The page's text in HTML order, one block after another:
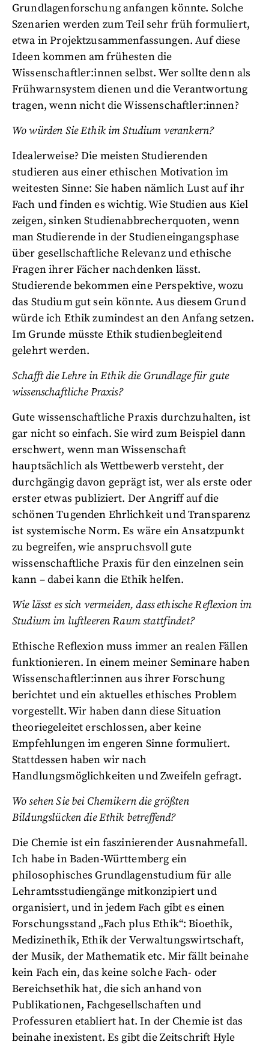
Grundlagenforschung anfangen könnte. Solche
Szenarien werden zum Teil sehr früh formuliert,
etwa in Projektzusammenfassungen. Auf diese
Ideen kommen am frühesten die
Wissenschaftler:innen selbst. Wer sollte denn als
Frühwarnsystem dienen und die Verantwortung
tragen, wenn nicht die Wissenschaftler:innen?
Wo würden Sie Ethik im Studium verankern?
Idealerweise? Die meisten Studierenden
studieren aus einer ethischen Motivation im
weitesten Sinne: Sie haben nämlich Lust auf ihr
Fach und finden es wichtig. Wie Studien aus Kiel
zeigen, sinken Studienabbrecherquoten, wenn
man Studierende in der Studieneingangsphase
über gesellschaftliche Relevanz und ethische
Fragen ihrer Fächer nachdenken lässt.
Studierende bekommen eine Perspektive, wozu
das Studium gut sein könnte. Aus diesem Grund
würde ich Ethik zumindest an den Anfang setzen.
Im Grunde müsste Ethik studienbegleitend
gelehrt werden.
Schafft die Lehre in Ethik die Grundlage für gute
wissenschaftliche Praxis?
Gute wissenschaftliche Praxis durchzuhalten, ist
gar nicht so einfach. Sie wird zum Beispiel dann
erschwert, wenn man Wissenschaft
hauptsächlich als Wettbewerb versteht, der
durchgängig davon geprägt ist, wer als erste oder
erster etwas publiziert. Der Angriff auf die
schönen Tugenden Ehrlichkeit und Transparenz
ist systemische Norm. Es wäre ein Ansatzpunkt
zu begreifen, wie anspruchsvoll gute
wissenschaftliche Praxis für den einzelnen sein
kann – dabei kann die Ethik helfen.
Wie lässt es sich vermeiden, dass ethische Reflexion im
Studium im luftleeren Raum stattfindet?
Ethische Reflexion muss immer an realen Fällen
funktionieren. In einem meiner Seminare haben
Wissenschaftler:innen aus ihrer Forschung
berichtet und ein aktuelles ethisches Problem
vorgestellt. Wir haben dann diese Situation
theoriegeleitet erschlossen, aber keine
Empfehlungen im engeren Sinne formuliert.
Stattdessen haben wir nach
Handlungsmöglichkeiten und Zweifeln gefragt.
Wo sehen Sie bei Chemikern die größten
Bildungslücken die Ethik betreffend?
Die Chemie ist ein faszinierender Ausnahmefall.
Ich habe in Baden-Württemberg ein
philosophisches Grundlagenstudium für alle
Lehramtsstudiengänge mitkonzipiert und
organisiert, und in jedem Fach gibt es einen
Forschungsstand „Fach plus Ethik“: Bioethik,
Medizinethik, Ethik der Verwaltungswirtschaft,
der Musik, der Mathematik etc. Mir fällt beinahe
kein Fach ein, das keine solche Fach- oder
Bereichsethik hat, die sich anhand von
Publikationen, Fachgesellschaften und
Professuren etabliert hat. In der Chemie ist das
beinahe inexistent. Es gibt die Zeitschrift Hyle